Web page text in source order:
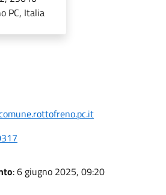
PC, Italia
: 6 giugno 2025, 09:20